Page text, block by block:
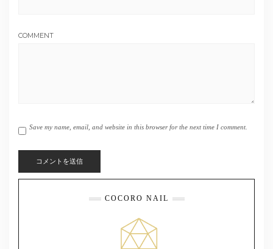
COMMENT
Save my name, email, and website in this browser for the next time I comment.
COCORO NAIL